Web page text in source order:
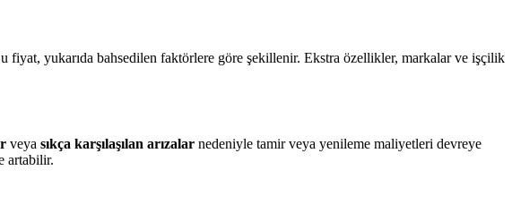
fiyat, yukarıda bahsedilen faktörlere göre şekillenir. Ekstra özellikler, markalar ve işçilik
veya sıkça karşılaşılan arızalar nedeniyle tamir veya yenileme maliyetleri devreye
artabilir.